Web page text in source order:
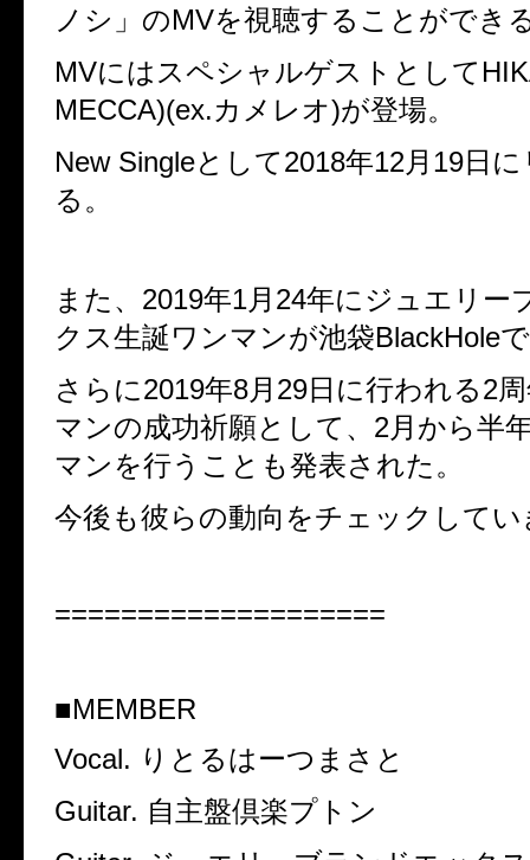
ノシ」のMVを視聴することができ
MVにはスペシャルゲストとして
MECCA)(ex.カメレオ)が登場。
New Singleとして2018年12月19日
る。
また、2019年1月24年にジュエリー
クス生誕ワンマンが池袋BlackHole
さらに2019年8月29日に行われる2
マンの成功祈願として、2月から半
マンを行うことも発表された。
今後も彼らの動向をチェックして
====================
■MEMBER
Vocal. りとるはーつまさと
Guitar. 自主盤倶楽プトン